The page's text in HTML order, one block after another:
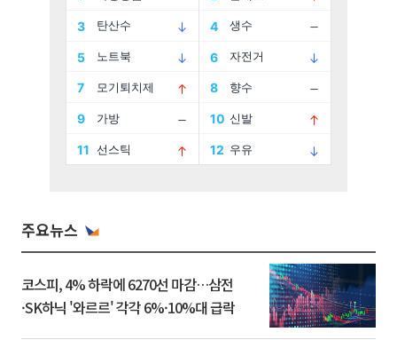
주요뉴스
코스피, 4% 하락에 6270선 마감…삼전
·SK하닉 '와르르' 각각 6%·10%대 급락